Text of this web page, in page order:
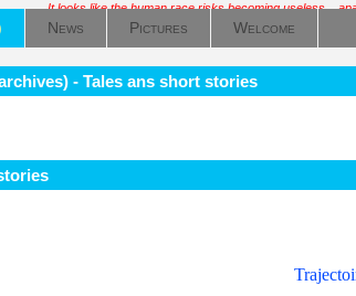
It looks like the human race risks becoming useless...
News Pictures Welcome
- Tales ans short stories